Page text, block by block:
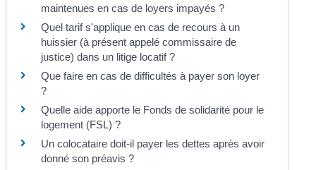
maintenues en cas de loyers impayés ?
Quel tarif s'applique en cas de recours à un
huissier (à présent appelé commissaire de
justice) dans un litige locatif ?
Que faire en cas de difficultés à payer son loyer
?
Quelle aide apporte le Fonds de solidarité pour le
logement (FSL) ?
Un colocataire doit-il payer les dettes après avoir
donné son préavis ?